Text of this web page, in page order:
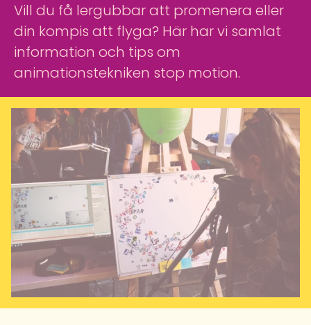
Vill du få lergubbar att promenera eller
din kompis att flyga? Här har vi samlat
information och tips om
animationstekniken stop motion.